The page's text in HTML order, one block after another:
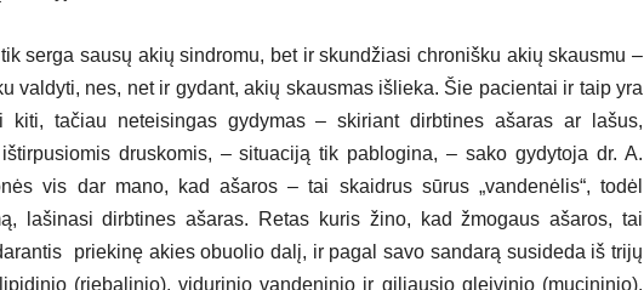
serga sausų akių sindromu, bet ir skundžiasi chronišku akių skausmu –
valdyti, nes, net ir gydant, akių skausmas išlieka. Šie pacientai ir taip yra
kiti, tačiau neteisingas gydymas – skiriant dirbtines ašaras ar lašus,
druskomis, – situaciją tik pablogina, – sako gydytoja dr. A.
vis dar mano, kad ašaros – tai skaidrus sūrus „vandenėlis“, todėl
lašinasi dirbtines ašaras. Retas kuris žino, kad žmogaus ašaros, tai
priekinę akies obuolio dalį, ir pagal savo sandarą susideda iš trijų
(riebalinio), vidurinio vandeninio ir giliausio gleivinio (mucininio).